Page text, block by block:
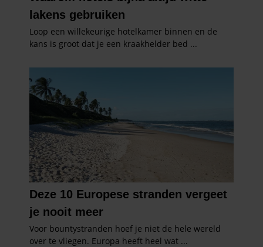
partners kunnen deze gegevens combineren met andere
informatie die u aan ze heeft verstrekt of die ze hebben
verzameld op basis van uw gebruik van hun services. U
gaat akkoord met onze cookies als u onze website blijft